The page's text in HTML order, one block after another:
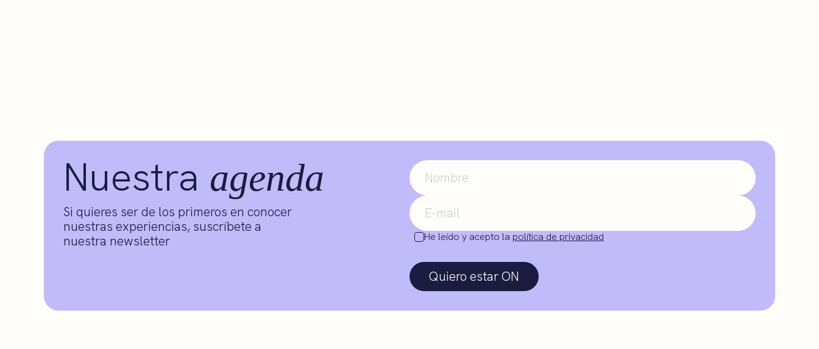
Nuestra agenda
Si quieres ser de los primeros en conocer
nuestras experiencias, suscríbete a
nuestra newsletter
He leído y acepto la política de privacidad
Quiero estar ON